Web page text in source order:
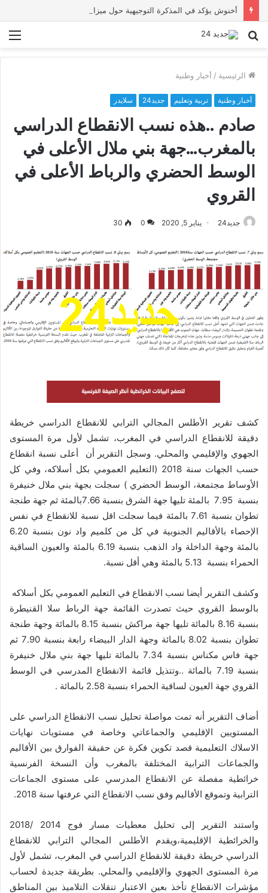
بحث
الرئيسية / أخبار وطنية
أخبار وطنية تربية وتعليم جديد24 سلايدر
صادم ..هذه نسب الانقطاع الدراسي
بالمغرب…جهة بني ملال الأعلى في
الوسط الحضري والرباط الأعلى في
القروي
جديد24 يناير 5, 2020 0
30
كشف تقرير الأطلس المجالي الترابي للانقطاع الدراسي خريطة
دقيقة للانقطاع الدراسي في المغرب، تشمل لأول مرة المستوى
الجهوي والإقليمي والمحلي. وسجل التقرير أن أعلى نسبة انقطاع
حسب الجهات سنة 2018 (التعليم العمومي بكل أسلاكه، وفي كل
الأوساط مجتمعة، الوسط الحضري ) سجلت بجهة بني ملال خنيفرة
بنسبة 7.95 بالمئة تليها جهة الشرق بنسبة 7.66بالمئة ثم جهة طنجة
تطوان بنسبة 7.61 بالمئة فيما سجلت اقل نسبة للانقطاع في نفس
الإحصاء بالأقاليم الجنوبية في كل من كلميم واد نون بنسبة 6.20
بالمئة وجهة الداخلة واد الذهب بنسبة 6.19 بالمئة والعيون الساقية
الحمراء بنسبة 5.13 بالمئة وهي أقل نسبة.
وكشف التقرير أيضا نسب الانقطاع في التعليم العمومي بكل أسلاكه
بالوسط القروي حيث تصدرت القائمة جهة الرباط سلا القنيطرة
بنسبة 8.16 بالمائة تليها جهة مراكش بنسبة 8.15 بالمائة وجهة طنجة
تطوان بنسبة 8.02 بالمائة وجهة الدار البيضاء رابعة بنسبة 7.90 ثم
جهة فاس مكناس بنسبة 7.34 بالمائة تليها جهة بني ملال خنيفرة
بنسبة 7.19 بالمائة ..وتتذيل قائمة الانقطاع المدرسي في الوسط
القروي جهة العيون لساقية الحمراء بنسبة 2.58 بالمائة .
أضاف التقرير أنه تمت مواصلة تحليل نسب الانقطاع الدراسي على
المستويين الإقليمي والجماعاتي وخاصة في مستويات نهايات
الاسلاك التعليمية قصد تكوين فكرة عن حقيقة الفوارق بين الأقاليم
والجماعات الترابية المختلفة بالمغرب وأن النسخة الفرنسية
خرائطية مفصلة عن الانقطاع المدرسي على مستوى الجماعات
الترابية وتموقع الأقاليم وفق نسب الانقطاع التي عرفتها سنة 2018.
واستند التقرير إلى تحليل معطيات مسار فوج 2014 /2018
والخرائطية الإقليمية،ويقدم الأطلس المجالي الترابي للانقطاع
الدراسي خريطة دقيقة للانقطاع الدراسي في المغرب، تشمل لأول
مرة المستوى الجهوي والإقليمي والمحلي. بطريقة جديدة لحساب
مؤشرات الانقطاع تأخذ بعين الاعتبار تنقلات التلاميذ بين المناطق